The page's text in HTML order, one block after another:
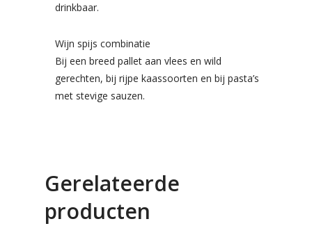
drinkbaar.
Wijn spijs combinatie
Bij een breed pallet aan vlees en wild
gerechten, bij rijpe kaassoorten en bij pasta’s
met stevige sauzen.
Gerelateerde
producten